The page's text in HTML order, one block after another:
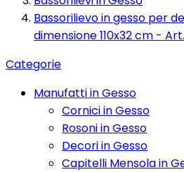
Bassorilievo in gesso per
dimensione 110x32 cm -
Categorie
Manufatti in Gesso
Cornici in Gesso
Rosoni in Gesso
Decori in Gesso
Capitelli Mensola in